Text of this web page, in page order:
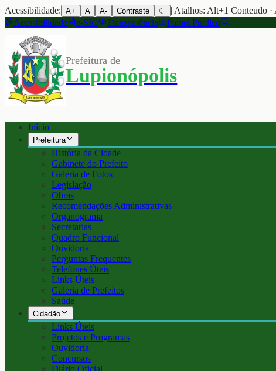
Acessibilidade: A+ A A- Contraste ☾
| Atalhos: Alt+1 Conteudo
Acessibilidade
e-SIC Transparência Painel Público
Prefeitura de
Lupionópolis
Início
Prefeitura
História da Cidade
Gabinete do Prefeito
Galeria de Fotos
Legislação
Obras
Recomendações Administrativas
Organograma
Secretarias
Quadro Funcional
Ouvidoria
Perguntas Frequentes
Telefones Úteis
Links Úteis
Galeria de Prefeitos
Saúde
Cidadão
Links Úteis
Projetos e Programas
Ouvidoria
Concursos
Diário Oficial